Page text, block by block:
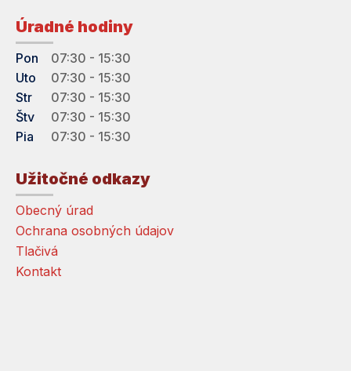
Úradné hodiny
Pon
07:30 - 15:30
Uto
07:30 - 15:30
Str
07:30 - 15:30
Štv
07:30 - 15:30
Pia
07:30 - 15:30
Užitočné odkazy
Obecný úrad
Ochrana osobných údajov
Tlačivá
Kontakt